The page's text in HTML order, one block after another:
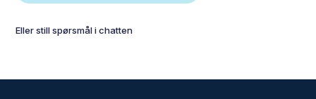
Eller still spørsmål i chatten